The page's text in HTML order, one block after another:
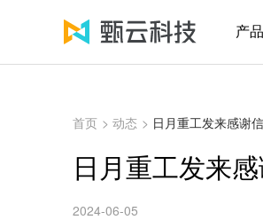
产品
首页 > 动态 > 日月重工发来感谢
日月重工发来
2024-06-05